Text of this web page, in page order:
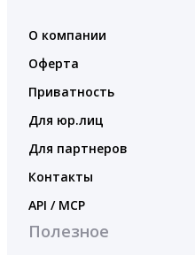
О компании
Оферта
Приватность
Для юр.лиц
Для партнеров
Контакты
API / MCP
Полезное